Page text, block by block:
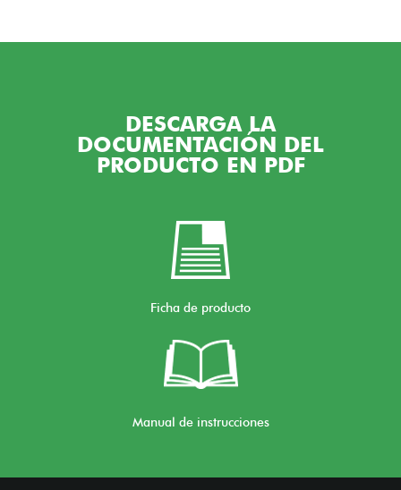
DESCARGA LA
DOCUMENTACIÓN DEL
PRODUCTO EN PDF
Ficha de producto
Manual de instrucciones